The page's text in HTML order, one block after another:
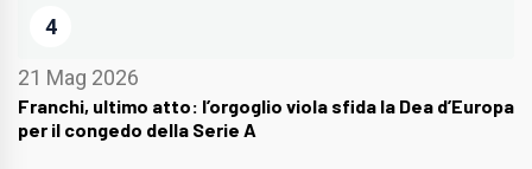
4
21 Mag 2026
Franchi, ultimo atto: l’orgoglio viola sfida la Dea d’Europa
per il congedo della Serie A